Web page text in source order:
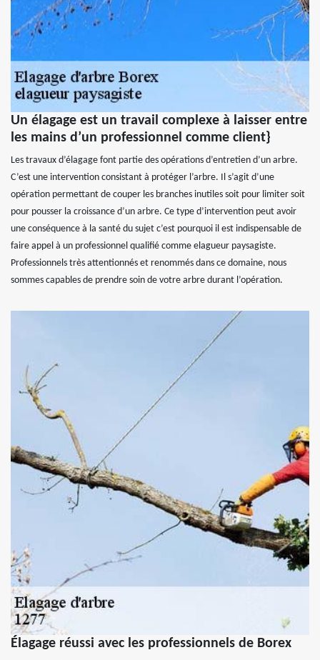
Un élagage est un travail complexe à laisser entre
les mains d’un professionnel comme client}
Les travaux d’élagage font partie des opérations d’entretien d’un arbre.
C’est une intervention consistant à protéger l’arbre. Il s’agit d’une
opération permettant de couper les branches inutiles soit pour limiter soit
pour pousser la croissance d’un arbre. Ce type d’intervention peut avoir
une conséquence à la santé du sujet c’est pourquoi il est indispensable de
faire appel à un professionnel qualifié comme elagueur paysagiste.
Professionnels très attentionnés et renommés dans ce domaine, nous
sommes capables de prendre soin de votre arbre durant l’opération.
Élagage réussi avec les professionnels de Borex